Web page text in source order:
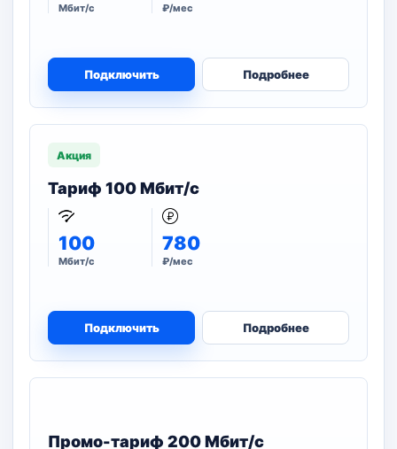
Мбит/с ₽/мес
Подключить Подробнее
Акция
Тариф 100 Мбит/с
100
Мбит/с
780
₽/мес
Подключить Подробнее
Промо-тариф 200 Мбит/с